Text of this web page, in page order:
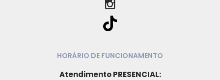
HORÁRIO DE FUNCIONAMENTO
Atendimento PRESENCIAL: